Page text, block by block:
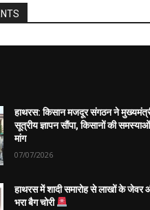
हाथरस: किसान मजदूर संगठन ने
सूत्रीय ज्ञापन सौंपा, किसानों की
मांग
07/07/2026
हाथरस में शादी समारोह से लाखों के
भरा बैग चोरी